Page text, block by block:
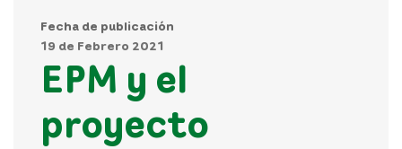
Fecha de publicación
19 de Febrero 2021
EPM y el
proyecto